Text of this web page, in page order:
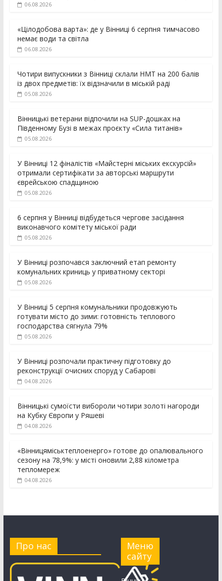
06.08.2026
«Цілодобова варта»: де у Вінниці 6 серпня тимчасово
немає води та світла
06.08.2026
Чотири випускники з Вінниці склали НМТ на 200 балів
із двох предметів: їх відзначили в міській раді
05.08.2026
Вінницькі ветерани відпочили на SUP-дошках на
Південному Бузі в межах проєкту «Сила титанів»
05.08.2026
У Вінниці 12 фіналістів «Майстерні міських екскурсій»
отримали сертифікати за авторські маршрути
єврейською спадщиною
05.08.2026
6 серпня у Вінниці відбудеться чергове засідання
виконавчого комітету міської ради
05.08.2026
У Вінниці розпочався заключний етап ремонту
комунальних криниць у приватному секторі
05.08.2026
У Вінниці 5 серпня комунальники продовжують
готувати місто до зими: готовність теплового
господарства сягнула 79%
05.08.2026
У Вінниці розпочали практичну підготовку до
реконструкції очисних споруд у Сабарові
04.08.2026
Вінницькі сумоїсти вибороли чотири золоті нагороди
на Кубку Європи у Ряшеві
04.08.2026
«Вінницяміськтеплоенерго» готове до опалювального
сезону на 78,9%: у місті оновили 2,88 кілометра
тепломереж
04.08.2026
Про нас
Меню
сайту